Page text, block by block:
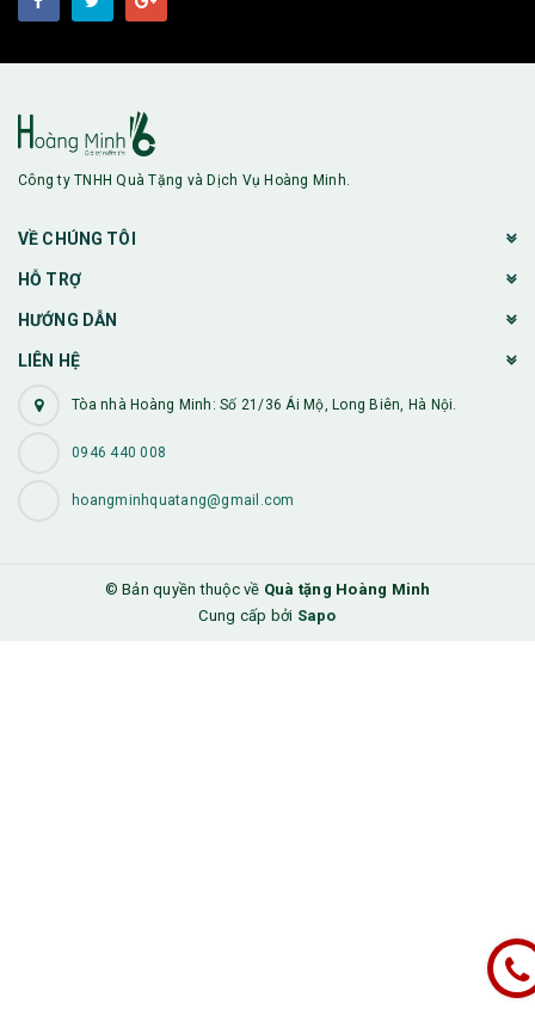
Công ty TNHH Quà Tặng và Dịch Vụ Hoàng Minh.
VỀ CHÚNG TÔI
HỖ TRỢ
HƯỚNG DẪN
LIÊN HỆ
Tòa nhà Hoàng Minh: Số 21/36 Ái Mộ, Long Biên, Hà Nội.
0946 440 008
hoangminhquatang@gmail.com
© Bản quyền thuộc về Quà tặng Hoàng Minh
Cung cấp bởi Sapo